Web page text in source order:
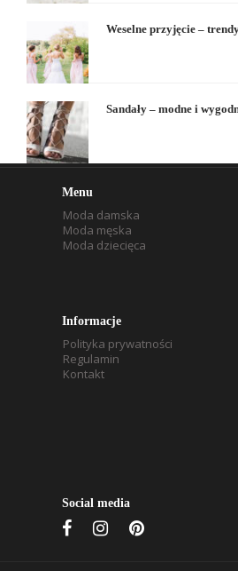
Weselne przyjęcie –
Sandały – modne i
Menu
Moda damska
Moda męska
Moda dziecięca
Informacje
Polityka prywatności
Regulamin
Kontakt
Social media